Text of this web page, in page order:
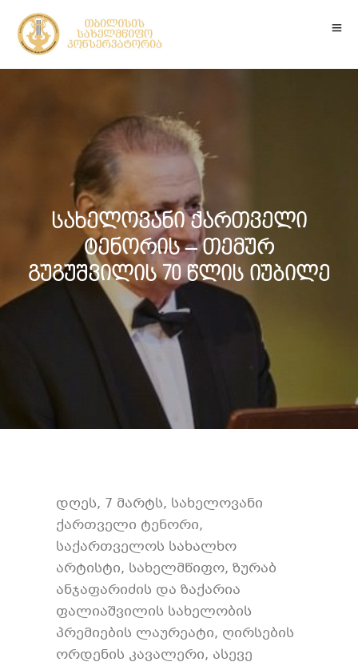
სახელოვანი ქართველი
ტენორის – თემურ
გუგუშვილის 70 წლის იუბილე
დღეს, 7 მარტს, სახელოვანი
ქართველი ტენორი,
საქართველოს სახალხო
არტისტი, სახელმწიფო, ზურაბ
ანჯაფარიძის და ზაქარია
ფალიაშვილის სახელობის
პრემიების ლაურეატი, ღირსების
ორდენის კავალერი, ასევე